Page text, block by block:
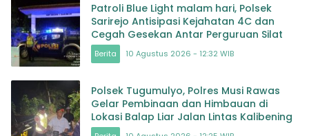
Patroli Blue Light malam hari, Polsek
Sarirejo Antisipasi Kejahatan 4C dan
Cegah Gesekan Antar Perguruan Silat
Berita 10 Agustus 2026 - 12:32 WIB
Polsek Tugumulyo, Polres Musi Rawas
Gelar Pembinaan dan Himbauan di
Lokasi Balap Liar Jalan Lintas Kalibening